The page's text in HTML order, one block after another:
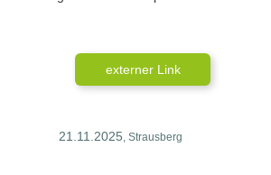
externer Link
21.11.2025, Strausberg